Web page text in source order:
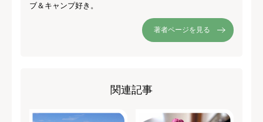
ブ＆キャンプ好き。
著者ページを見る
関連記事